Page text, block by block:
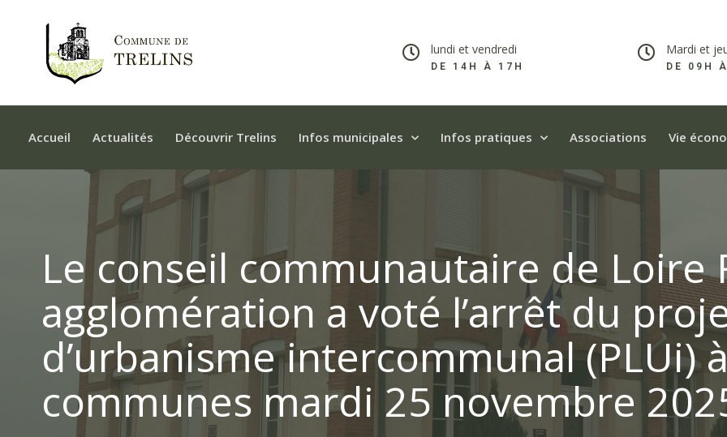
lundi et vendredi
DE 14H À 17H​
Mardi et
DE 09H
Accueil Actualités Découvrir Trelins Infos municipales Infos pratiques Associations Vie
Le conseil communautaire de Loire
agglomération a voté l’arrêt du
d’urbanisme intercommunal (PLUi)
communes mardi 25 novembre